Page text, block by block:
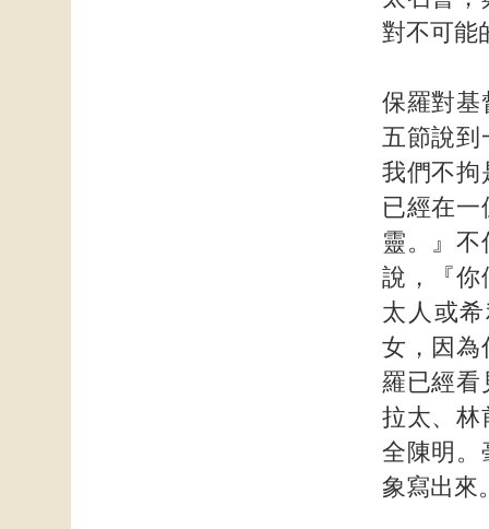
對不可能
保羅對基
五節說到
我們不拘
已經在
靈。』
說，『你
太人或
女，因為
羅已經看
拉太、林
全陳明。
象寫出來